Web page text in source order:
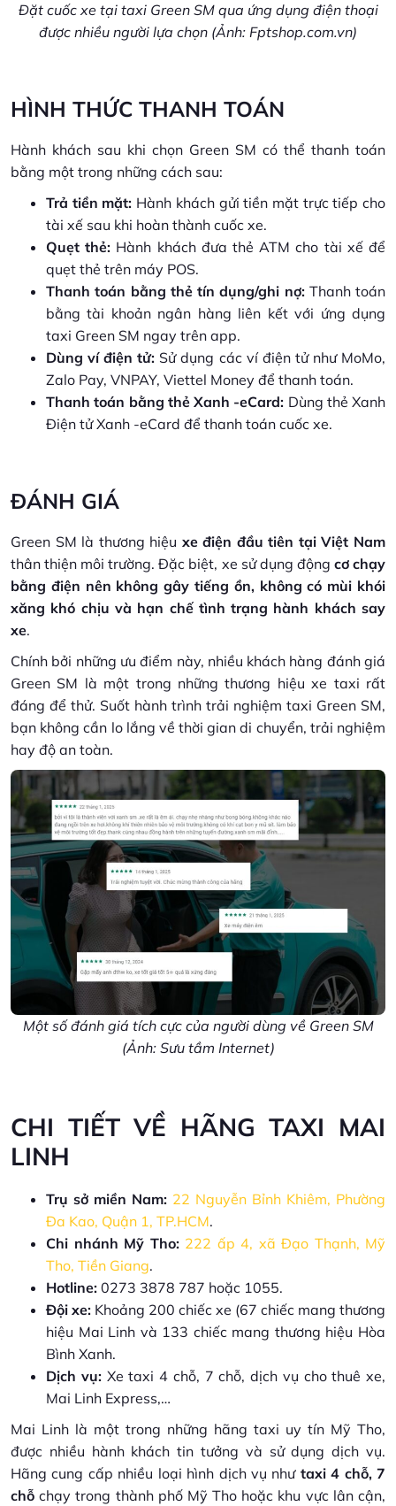
Đặt cuốc xe tại taxi Green SM qua ứng dụng điện thoại
được nhiều người lựa chọn (Ảnh: Fptshop.com.vn)
HÌNH THỨC THANH TOÁN
Hành khách sau khi chọn Green SM có thể thanh toán
bằng một trong những cách sau:
Trả tiền mặt: Hành khách gửi tiền mặt trực tiếp cho
tài xế sau khi hoàn thành cuốc xe.
Quẹt thẻ: Hành khách đưa thẻ ATM cho tài xế để
quẹt thẻ trên máy POS.
Thanh toán bằng thẻ tín dụng/ghi nợ: Thanh toán
bằng tài khoản ngân hàng liên kết với ứng dụng
taxi Green SM ngay trên app.
Dùng ví điện tử: Sử dụng các ví điện tử như MoMo,
Zalo Pay, VNPAY, Viettel Money để thanh toán.
Thanh toán bằng thẻ Xanh -eCard: Dùng thẻ Xanh
Điện tử Xanh -eCard để thanh toán cuốc xe.
ĐÁNH GIÁ
Green SM là thương hiệu xe điện đầu tiên tại Việt Nam
thân thiện môi trường. Đặc biệt, xe sử dụng động cơ chạy
bằng điện nên không gây tiếng ồn, không có mùi khói
xăng khó chịu và hạn chế tình trạng hành khách say
xe.
Chính bởi những ưu điểm này, nhiều khách hàng đánh giá
Green SM là một trong những thương hiệu xe taxi rất
đáng để thử. Suốt hành trình trải nghiệm taxi Green SM,
bạn không cần lo lắng về thời gian di chuyển, trải nghiệm
hay độ an toàn.
Một số đánh giá tích cực của người dùng về Green SM
(Ảnh: Sưu tầm Internet)
CHI TIẾT VỀ HÃNG TAXI MAI
LINH
Trụ sở miền Nam: 22 Nguyễn Bỉnh Khiêm, Phường
Đa Kao, Quận 1, TP.HCM.
Chi nhánh Mỹ Tho: 222 ấp 4, xã Đạo Thạnh, Mỹ
Tho, Tiền Giang.
Hotline: 0273 3878 787 hoặc 1055.
Đội xe: Khoảng 200 chiếc xe (67 chiếc mang thương
hiệu Mai Linh và 133 chiếc mang thương hiệu Hòa
Bình Xanh.
Dịch vụ: Xe taxi 4 chỗ, 7 chỗ, dịch vụ cho thuê xe,
Mai Linh Express,…
Mai Linh là một trong những hãng taxi uy tín Mỹ Tho,
được nhiều hành khách tin tưởng và sử dụng dịch vụ.
Hãng cung cấp nhiều loại hình dịch vụ nhưtaxi 4 chỗ, 7
chỗchạy trong thành phố Mỹ Tho hoặc khu vực lân cận,